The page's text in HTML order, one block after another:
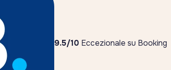
9.5/10 Eccezionale su Booking